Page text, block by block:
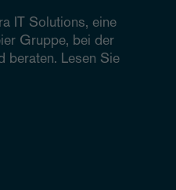
IT Solutions, eine
Gruppe, bei der
beraten. Lesen Sie